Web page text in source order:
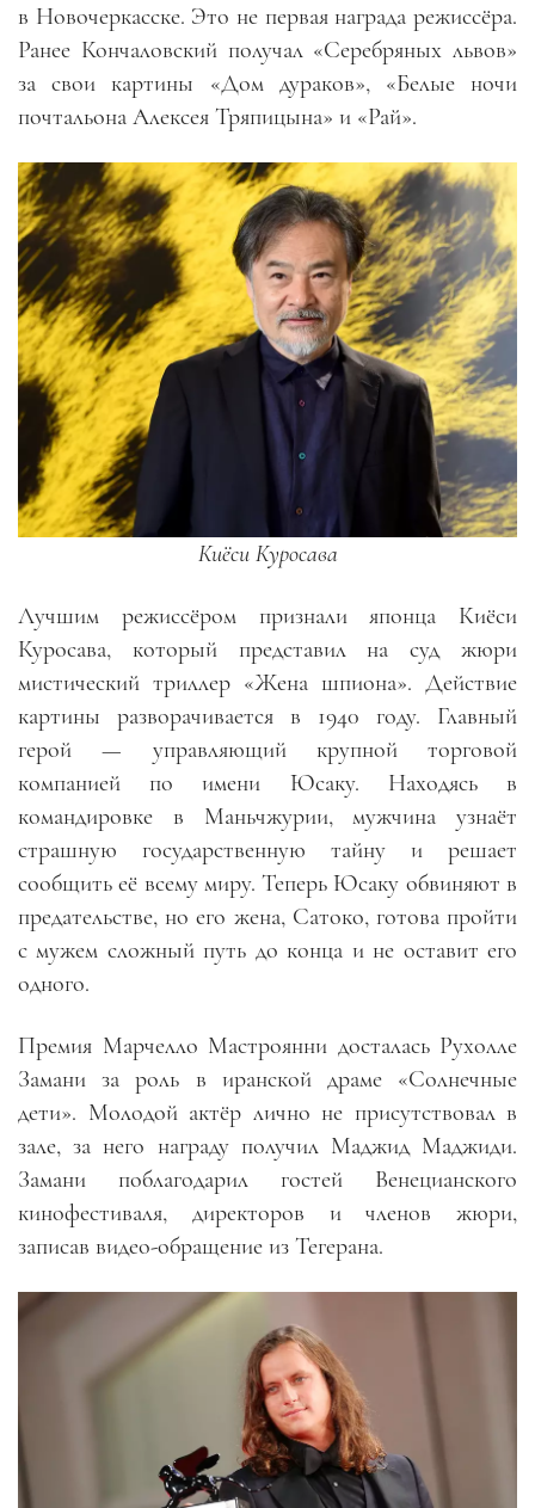
в Новочеркасске. Это не первая награда режиссёра.
Ранее Кончаловский получал «Серебряных львов»
за свои картины «Дом дураков», «Белые ночи
почтальона Алексея Тряпицына» и «Рай».
Киёси Куросава
Лучшим режиссёром признали японца Киёси
Куросава, который представил на суд жюри
мистический триллер «Жена шпиона». Действие
картины разворачивается в 1940 году. Главный
герой — управляющий крупной торговой
компанией по имени Юсаку. Находясь в
командировке в Маньчжурии, мужчина узнаёт
страшную государственную тайну и решает
сообщить её всему миру. Теперь Юсаку обвиняют в
предательстве, но его жена, Сатоко, готова пройти
с мужем сложный путь до конца и не оставит его
одного.
Премия Марчелло Мастроянни досталась Рухолле
Замани за роль в иранской драме «Солнечные
дети». Молодой актёр лично не присутствовал в
зале, за него награду получил Маджид Маджиди.
Замани поблагодарил гостей Венецианского
кинофестиваля, директоров и членов жюри,
записав видео-обращение из Тегерана.